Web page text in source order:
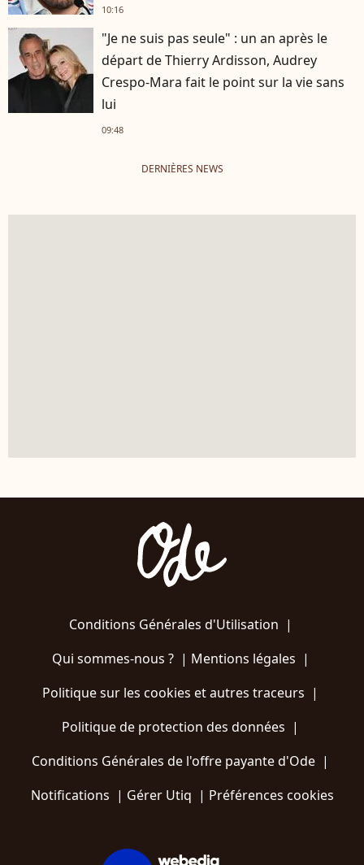
10:16
"Je ne suis pas seule" : un an après le
départ de Thierry Ardisson, Audrey
Crespo-Mara fait le point sur la vie sans
lui
09:48
DERNIÈRES NEWS
Conditions Générales d'Utilisation |
Qui sommes-nous ?| Mentions légales |
Politique sur les cookies et autres traceurs |
Politique de protection des données |
Conditions Générales de l'offre payante d'Ode |
Notifications | Gérer Utiq | Préférences cookies